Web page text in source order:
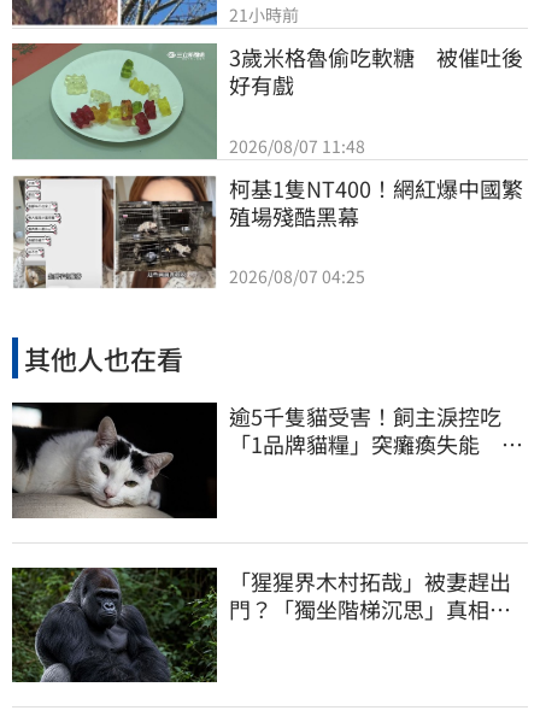
21小時前
3歲米格魯偷吃軟糖　被催吐後
好有戲
2026/08/07 11:48
柯基1隻NT400！網紅爆中國繁
殖場殘酷黑幕
2026/08/07 04:25
其他人也在看
逾5千隻貓受害！飼主淚控吃
「1品牌貓糧」突癱瘓失能 業
「猩猩界木村拓哉」被妻趕出
門？「獨坐階梯沉思」真相大